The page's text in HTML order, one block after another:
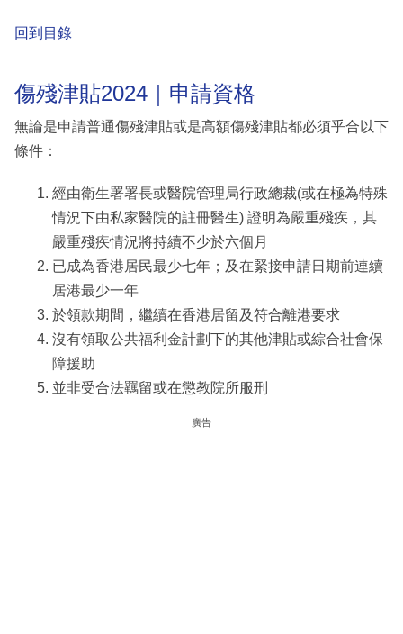
回到目錄
傷殘津貼2024｜申請資格
無論是申請普通傷殘津貼或是高額傷殘津貼都必須乎合以下
條件：
經由衛生署署長或醫院管理局行政總裁(或在極為特殊
情況下由私家醫院的註冊醫生) 證明為嚴重殘疾，其
嚴重殘疾情況將持續不少於六個月
已成為香港居民最少七年；及在緊接申請日期前連續
居港最少一年
於領款期間，繼續在香港居留及符合離港要求
沒有領取公共福利金計劃下的其他津貼或綜合社會保
障援助
並非受合法羈留或在懲教院所服刑
廣告